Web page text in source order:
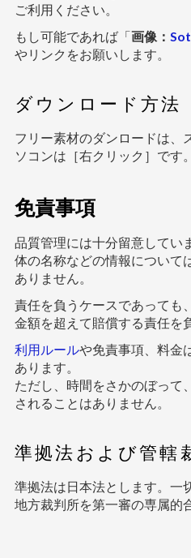
ご利用ください。
もし可能であれば「画像：
やリンクをお願いします。
ダウンロード方法
フリー素材のダンロードは、
ソコンは［右クリック］です。
免責事項
品質管理には十分留意してい
体の名称などの情報について
ありません。
責任を負うケースであっても
金額を超えて賠償する責任を
利用ルールや免責事項、料金
あります。
ただし、時間をさかのぼって
されることはありません。
準拠法および管轄
準拠法は日本法とします。一
地方裁判所を第一審の専属的